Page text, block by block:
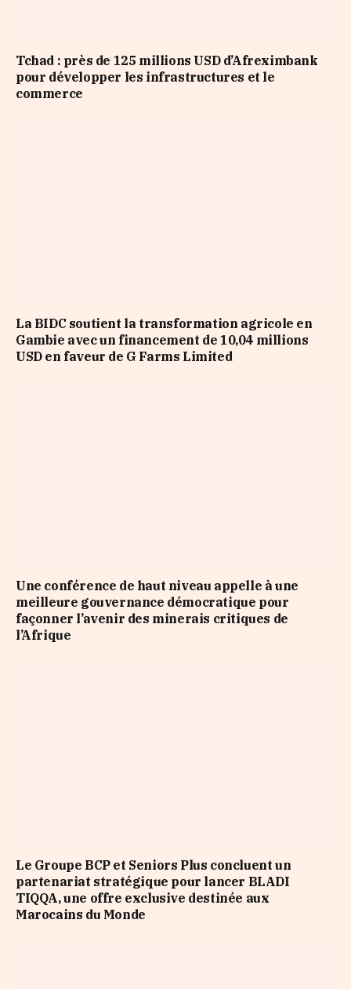
Tchad : près de 125 millions USD d’Afreximbank
pour développer les infrastructures et le
commerce
La BIDC soutient la transformation agricole en
Gambie avec un financement de 10,04 millions
USD en faveur de G Farms Limited
Une conférence de haut niveau appelle à une
meilleure gouvernance démocratique pour
façonner l’avenir des minerais critiques de
l’Afrique
Le Groupe BCP et Seniors Plus concluent un
partenariat stratégique pour lancer BLADI
TIQQA, une offre exclusive destinée aux
Marocains du Monde